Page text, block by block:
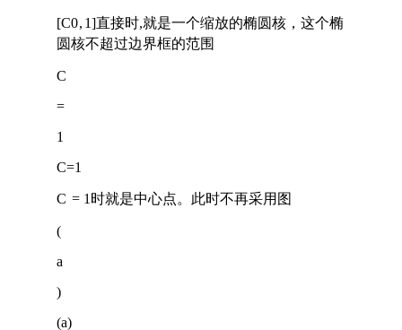
[C0, 1]直接时,就是一个缩放的椭圆核，这个椭
圆核不超过边界框的范围
C
=
1
C=1
C = 1 时就是中心点。此时不再采用图
(
a
)
(a)